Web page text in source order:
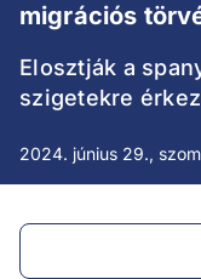
migrációs
Elosztják a
szigetekre
2024. június 29.,